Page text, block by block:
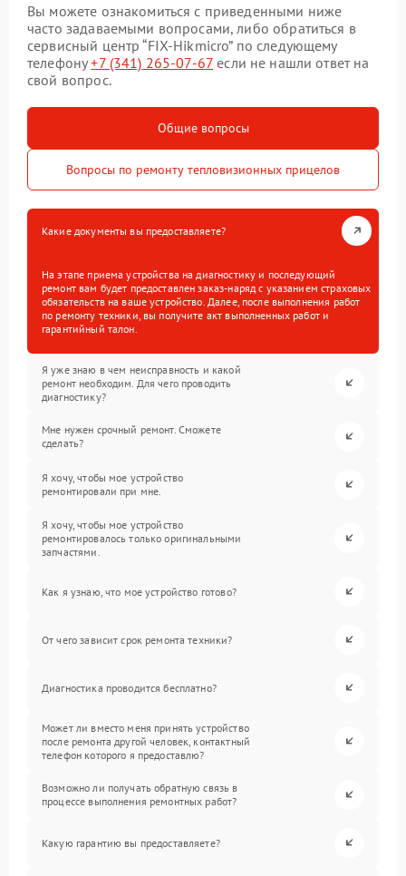
Вы можете ознакомиться с приведенными ниже
часто задаваемыми вопросами, либо обратиться в
сервисный центр “FIX-Hikmicro” по следующему
телефону+7 (341) 265-07-67 если не нашли ответ на
свой вопрос.
Общие вопросы
Вопросы по ремонту тепловизионных прицелов
Какие документы вы предоставляете?
На этапе приема устройства на диагностику и последующий
ремонт вам будет предоставлен заказ-наряд с указанием страховых
обязательств на ваше устройство. Далее, после выполнения работ
по ремонту техники, вы получите акт выполненных работ и
гарантийный талон.
Я уже знаю в чем неисправность и какой
ремонт необходим. Для чего проводить
диагностику?
Мне нужен срочный ремонт. Сможете
сделать?
Я хочу, чтобы мое устройство
ремонтировали при мне.
Я хочу, чтобы мое устройство
ремонтировалось только оригинальными
запчастями.
Как я узнаю, что мое устройство готово?
От чего зависит срок ремонта техники?
Диагностика проводится бесплатно?
Может ли вместо меня принять устройство
после ремонта другой человек, контактный
телефон которого я предоставлю?
Возможно ли получать обратную связь в
процессе выполнения ремонтных работ?
Какую гарантию вы предоставляете?